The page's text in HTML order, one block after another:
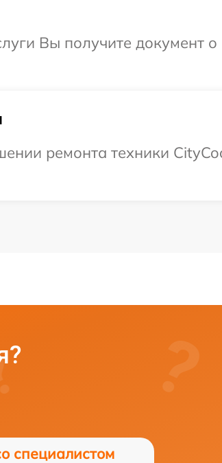
Вы получите документ
ремонта техники
специалистом